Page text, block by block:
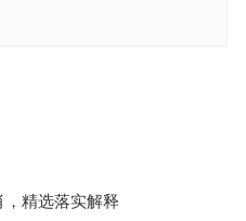
精选落实解释